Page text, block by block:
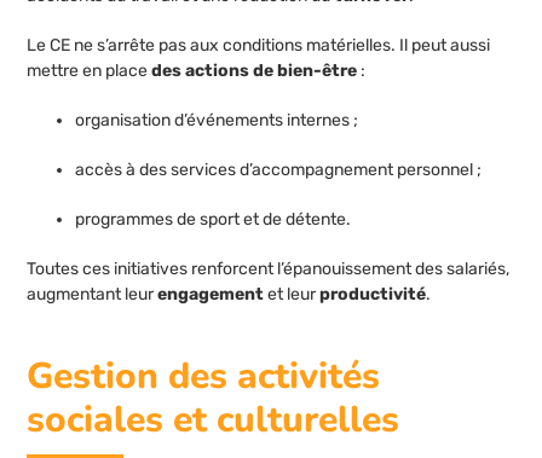
Le CE ne s’arrête pas aux conditions matérielles. Il peut aussi
mettre en placedes actions de bien-être :
organisation d’événements internes ;
accès à des services d’accompagnement personnel ;
programmes de sport et de détente.
Toutes ces initiatives renforcent l’épanouissement des salariés,
augmentant leurengagementet leurproductivité.
Gestion des activités
sociales et culturelles